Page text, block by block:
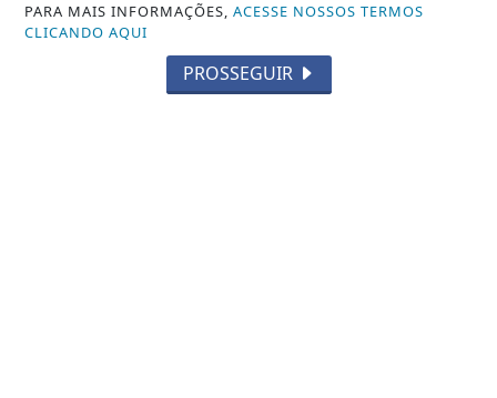
Araxá Esporte intensifica preparação
com treinos em dois períodos e mantém
PARA MAIS INFORMAÇÕES,ACESSE NOSSOS TERMOS
CLICANDO AQUI
PROSSEGUIR